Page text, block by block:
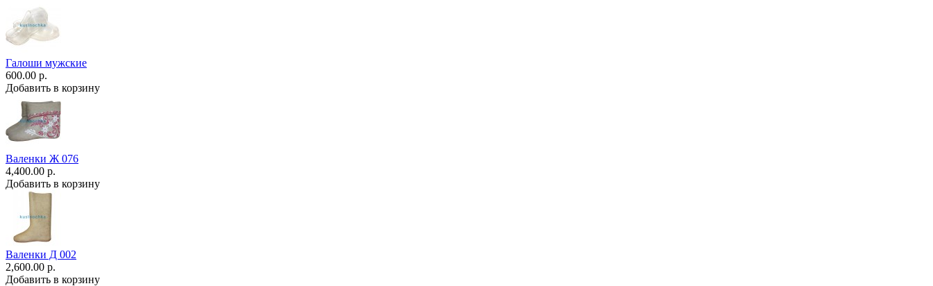
Галоши мужские
600.00 р.
Добавить в корзину
Валенки Ж 076
4,400.00 р.
Добавить в корзину
Валенки Д 002
2,600.00 р.
Добавить в корзину